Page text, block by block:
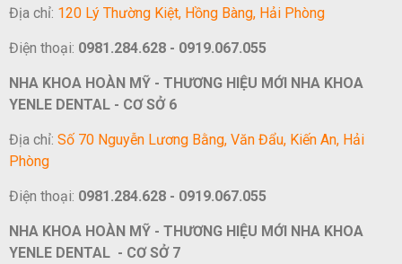
Địa chỉ: 120 Lý Thường Kiệt, Hồng Bàng, Hải Phòng
Điện thoại: 0981.284.628 - 0919.067.055
NHA KHOA HOÀN MỸ - THƯƠNG HIỆU MỚI NHA KHOA
YENLE DENTAL - CƠ SỞ 6
Địa chỉ: Số 70 Nguyễn Lương Bằng, Văn Đẩu, Kiến An, Hải
Phòng
Điện thoại: 0981.284.628 - 0919.067.055
NHA KHOA HOÀN MỸ - THƯƠNG HIỆU MỚI NHA KHOA
YENLE DENTAL - CƠ SỞ 7